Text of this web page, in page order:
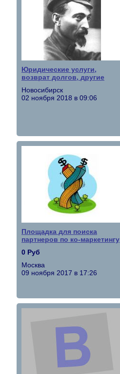
Юридические услуги,
возврат долгов, другие
Новосибирск
02 ноября 2018 в 09:06
Площадка для поиска
партнеров по ко-маркетингу
0 Руб
Москва
09 ноября 2017 в 17:26